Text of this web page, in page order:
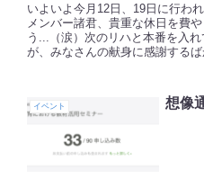
いよいよ今月12日、19日に行わ
メンバー諸君、貴重な休日を費
う...（涙）次のリハと本番を入
が、みなさんの献身に感謝するば
イベント 想像